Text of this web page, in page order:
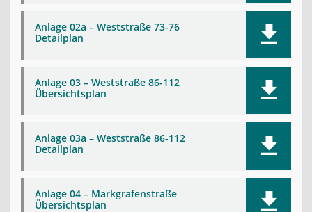
Anlage 02a – Weststraße 73-76
Detailplan
Anlage 03 – Weststraße 86-112
Übersichtsplan
Anlage 03a – Weststraße 86-112
Detailplan
Anlage 04 – Markgrafenstraße
Übersichtsplan